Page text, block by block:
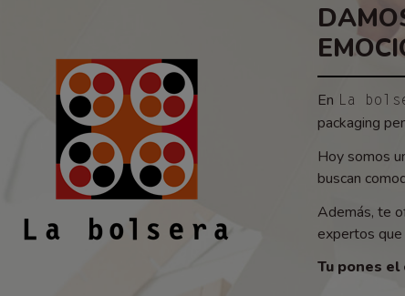
En La
packaging
Hoy somos
buscan
Además, te
expertos que
Tu pones